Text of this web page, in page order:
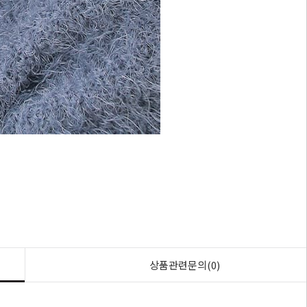
상품관련문의(0)